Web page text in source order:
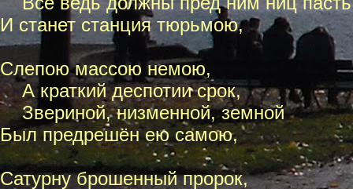
И станет станция тюрьмою,
Слепою массою немою,
А краткий деспотии срок,
Звериной, низменной, земной
Был предрешён ею самою,
Сатурну брошенный пророк,